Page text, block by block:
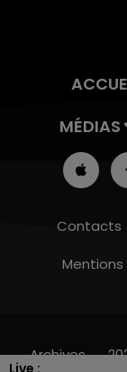
Live :
MÉDIAS
Contacts
Mentions
Archives